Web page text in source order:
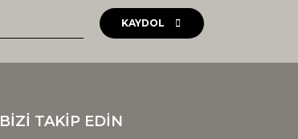
KAYDOL
BİZİ TAKİP EDİN